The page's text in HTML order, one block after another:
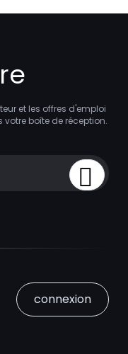
et les offres d'emploi
boîte de réception.
Sign Up
connexion